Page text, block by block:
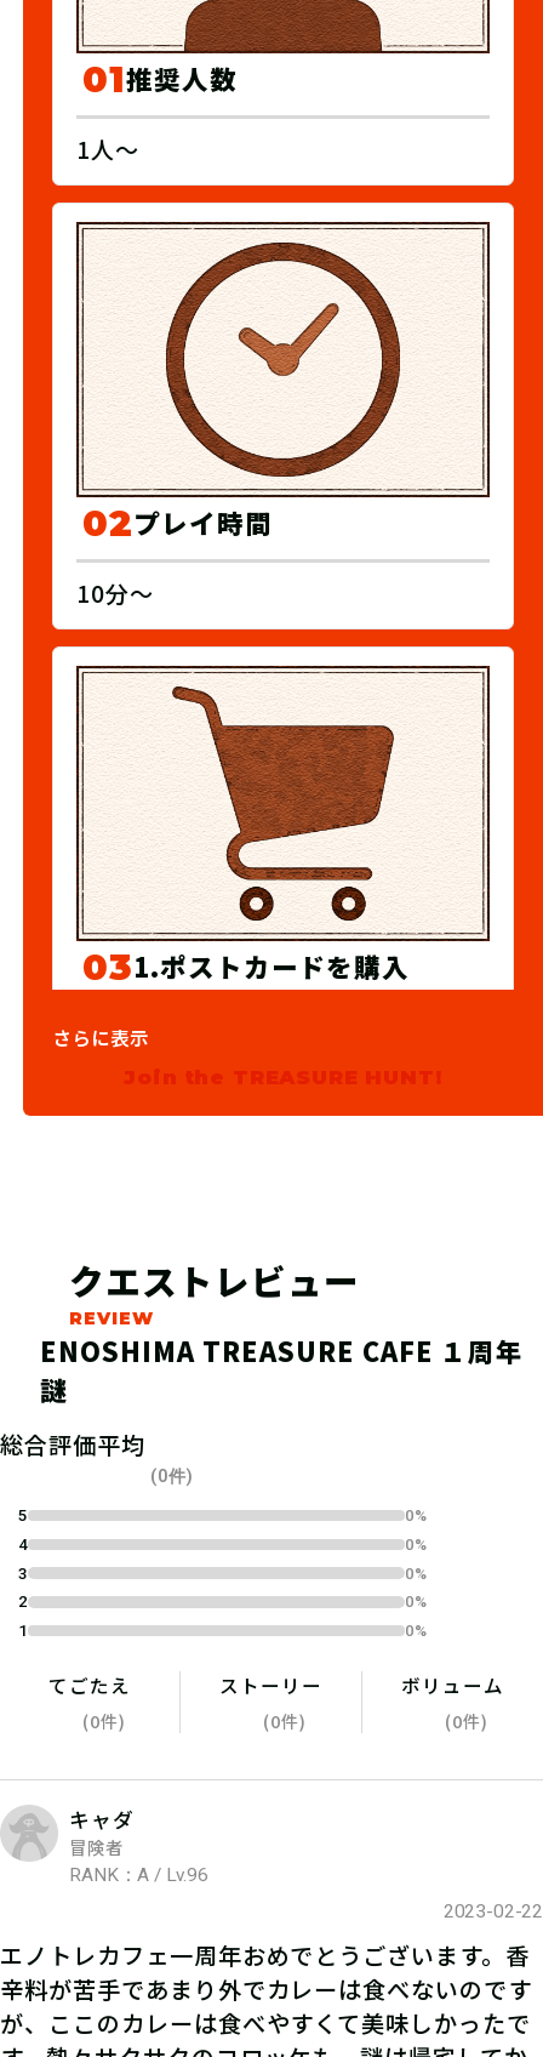
01推奨人数
1人〜
02プレイ時間
10分～
031.ポストカードを購入
江の島トレジャーカフェで特別メニュ
ーを購入しよう！ 筆記用具やスマー
トフォンなど必要なものを準備しよ
042.謎を解く
謎を解こう！ひとりでチャレンジする
もよし、お友達や家族と協力するのも
053.発見報告をする
さらに表示
Join the TREASURE HUNT!
クエストレビュー
ENOSHIMA TREASURE CAFE １周年
謎
総合評価平均
(0件)
5
0%
4
0%
3
0%
2
0%
1
0%
てごたえ
(0件)
ストーリー
(0件)
ボリューム
(0件)
キャダ
冒険者
RANK：A / Lv.96
2023-02-22
エノトレカフェ一周年おめでとうございます。香
辛料が苦手であまり外でカレーは食べないのです
が、ここのカレーは食べやすくて美味しかったで